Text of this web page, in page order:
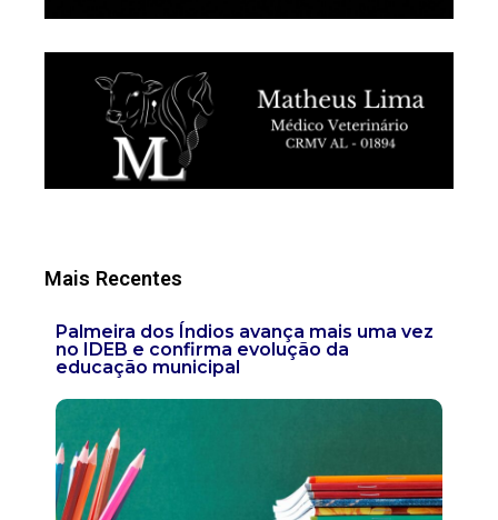
Mais Recentes
Palmeira dos Índios avança mais uma vez
no IDEB e confirma evolução da
educação municipal